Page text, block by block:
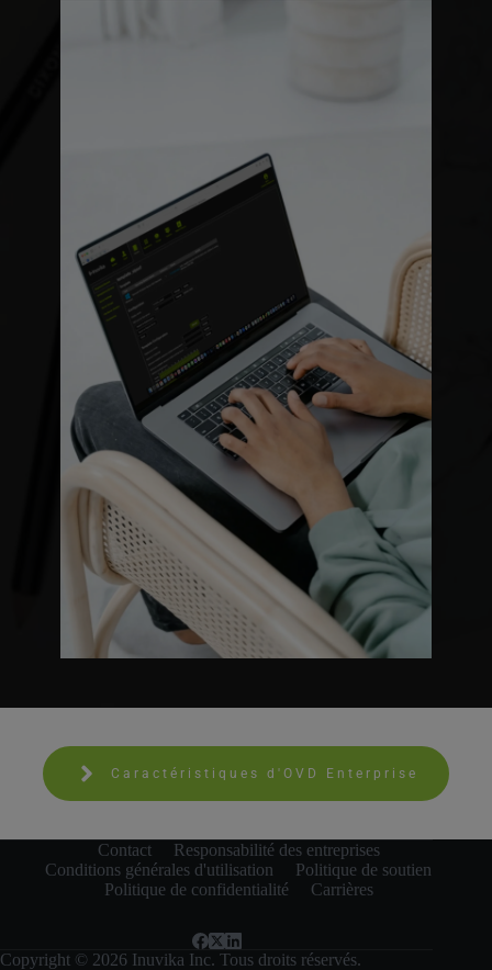
Caractéristiques d'OVD Enterprise
Contact
Responsabilité des entreprises
Conditions générales d'utilisation
Politique de soutien
Politique de confidentialité
Carrières
Copyright © 2026 Inuvika Inc. Tous droits réservés.